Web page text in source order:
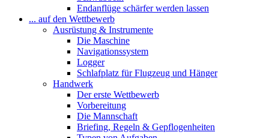
Endanflüge schärfer werden lassen
... auf den Wettbewerb
Ausrüstung & Instrumente
Die Maschine
Navigationssystem
Logger
Schlafplatz für Flugzeug und Hänger
Handwerk
Der erste Wettbewerb
Vorbereitung
Die Mannschaft
Briefing, Regeln & Gepflogenheiten